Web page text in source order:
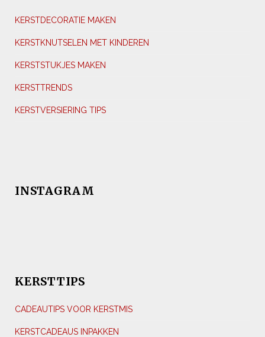
KERSTDECORATIE MAKEN
KERSTKNUTSELEN MET KINDEREN
KERSTSTUKJES MAKEN
KERSTTRENDS
KERSTVERSIERING TIPS
INSTAGRAM
KERSTTIPS
CADEAUTIPS VOOR KERSTMIS
KERSTCADEAUS INPAKKEN